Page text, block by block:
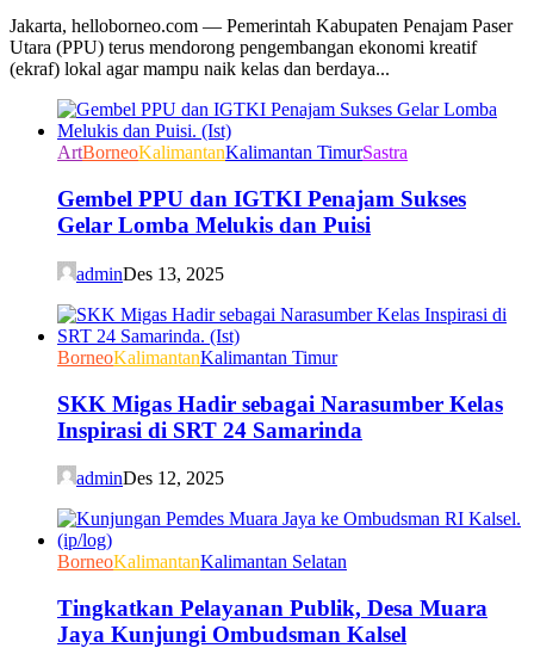
Jakarta, helloborneo.com — Pemerintah Kabupaten Penajam Paser
Utara (PPU) terus mendorong pengembangan ekonomi kreatif
(ekraf) lokal agar mampu naik kelas dan berdaya...
ArtBorneoKalimantanKalimantan TimurSastra
Gembel PPU dan IGTKI Penajam Sukses
Gelar Lomba Melukis dan Puisi
adminDes 13, 2025
BorneoKalimantanKalimantan Timur
SKK Migas Hadir sebagai Narasumber Kelas
Inspirasi di SRT 24 Samarinda
adminDes 12, 2025
BorneoKalimantanKalimantan Selatan
Tingkatkan Pelayanan Publik, Desa Muara
Jaya Kunjungi Ombudsman Kalsel